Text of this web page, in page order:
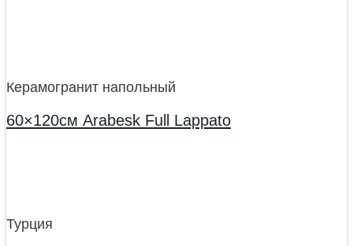
Керамогранит напольный
60×120см Arabesk Full Lappato
Турция